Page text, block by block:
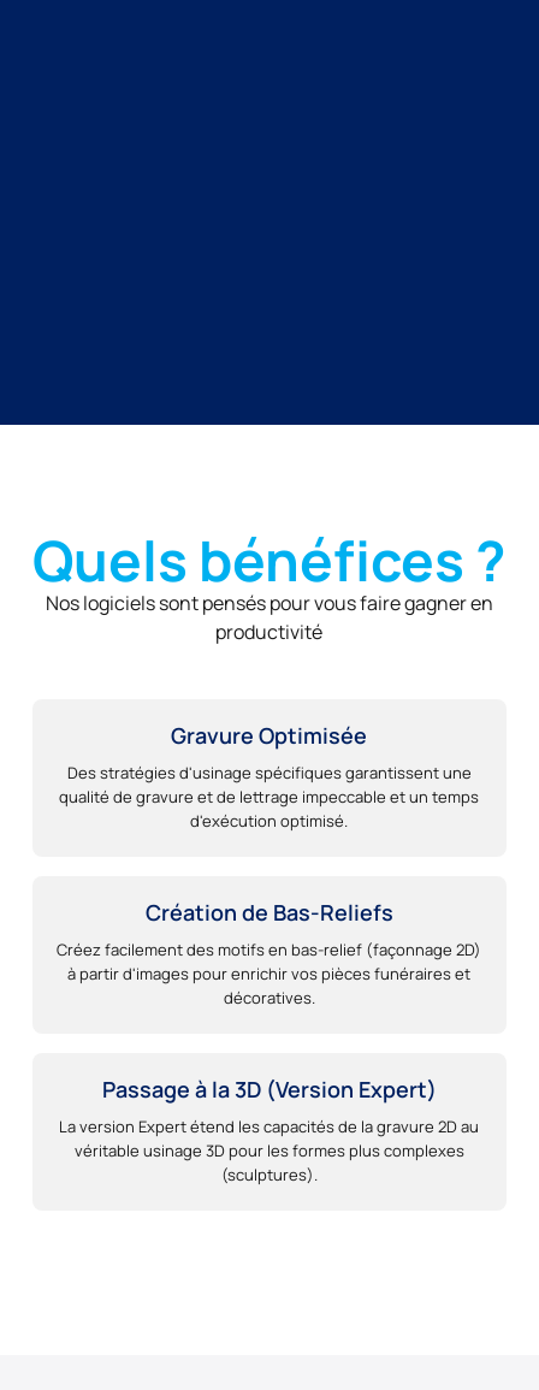
Quels bénéfices ?
Nos logiciels sont pensés pour vous faire gagner en
productivité
Gravure Optimisée
Des stratégies d'usinage spécifiques garantissent une
qualité de gravure et de lettrage impeccable et un temps
d'exécution optimisé.
Création de Bas-Reliefs
Créez facilement des motifs en bas-relief (façonnage 2D)
à partir d'images pour enrichir vos pièces funéraires et
décoratives.
Passage à la 3D (Version Expert)
La version Expert étend les capacités de la gravure 2D au
véritable usinage 3D pour les formes plus complexes
(sculptures).